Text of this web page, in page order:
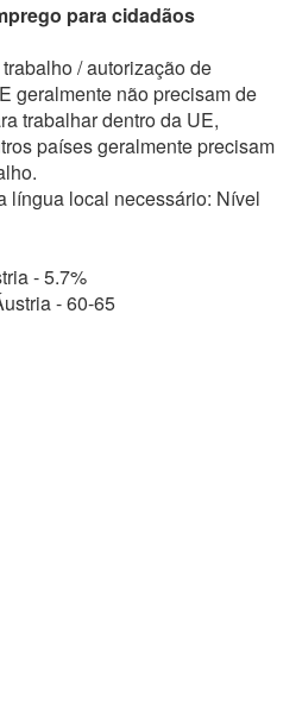
para cidadãos
/ autorização de
geralmente não precisam de
trabalhar dentro da UE,
países geralmente precisam
língua local necessário: Nível
- 5.7%
- 60-65